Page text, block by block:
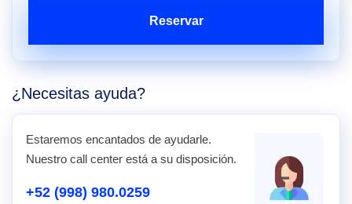
Reservar
¿Necesitas ayuda?
Estaremos encantados de ayudarle.
Nuestro call center está a su disposición.
+52 (998) 980.0259